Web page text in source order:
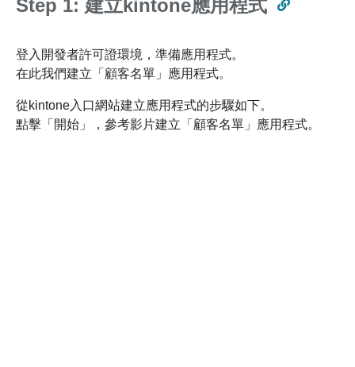
Step 1: 建立kintone應用程式
登入開發者許可證環境，準備應用程式。
在此我們建立「顧客名單」應用程式。
從kintone入口網站建立應用程式的步驟如下。
點擊「開始」，參考影片建立「顧客名單」應用程式。